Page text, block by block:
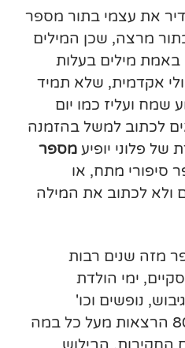
את עצמי בתור מספר
מרצה, שכן המילים
באמת מילים בעלות
אקדמית, שלא תמיד
שמח ועליז כמו יום
לכתוב למשל בהזמנה
של פלוני יופיעמספר
סיפורי מתח, או
ולא לכתוב את המילה
מזה שנים רבות
ימי הולדת
נופשים וכו'
(מאחוריי למעלה מ-8000 הרצאות מעל כל במה
החקירות, הבילוש